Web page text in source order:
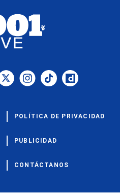
POLÍTICA DE PRIVACIDAD
PUBLICIDAD
CONTÁCTANOS